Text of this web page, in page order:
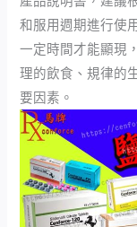
和服用週期進行使
一定時間才能顯現
理的飲食、規律的
要因素。